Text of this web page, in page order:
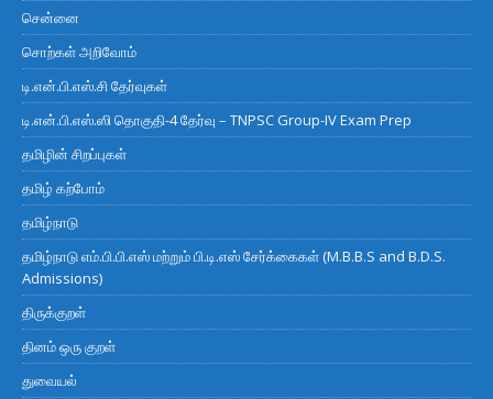
சென்னை
சொற்கள் அறிவோம்
டி.என்.பி.எஸ்.சி தேர்வுகள்
டி.என்.பி.எஸ்.ஸி தொகுதி-4 தேர்வு – TNPSC Group-IV Exam Prep
தமிழின் சிறப்புகள்
தமிழ் கற்போம்
தமிழ்நாடு
தமிழ்நாடு எம்.பி.பி.எஸ் மற்றும் பி.டி.எஸ் சேர்க்கைகள் (M.B.B.S and B.D.S.
Admissions)
திருக்குறள்
தினம் ஒரு குறள்
துவையல்